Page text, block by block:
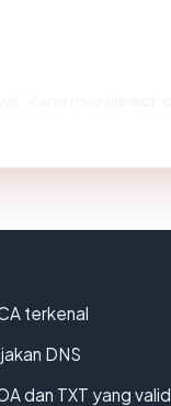
terkenal
DNS
dan TXT yang valid